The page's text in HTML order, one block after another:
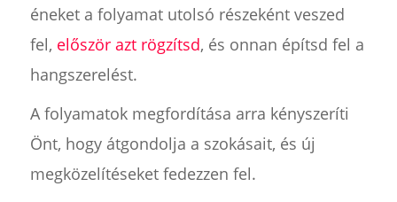
éneket a folyamat utolsó részeként veszed
fel, először azt rögzítsd, és onnan építsd fel a
hangszerelést.
A folyamatok megfordítása arra kényszeríti
Önt, hogy átgondolja a szokásait, és új
megközelítéseket fedezzen fel.